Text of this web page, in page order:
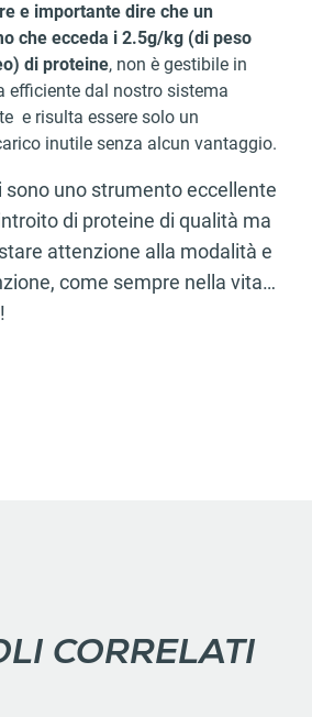
e importante dire che un
che ecceda i 2.5g/kg (di peso
di proteine, non è gestibile in
efficiente dal nostro sistema
e risulta essere solo un
inutile senza alcun vantaggio.
sono uno strumento eccellente
di proteine di qualità ma
attenzione alla modalità e
come sempre nella vita…
CORRELATI